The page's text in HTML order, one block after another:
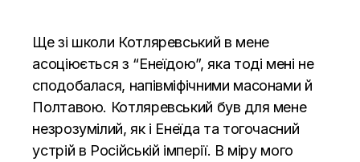
Ще зі школи Котляревський в мене
асоціюється з “Енеїдою”, яка тоді мені не
сподобалася, напівміфічними масонами й
Полтавою. Котляревський був для мене
незрозумілий, як і Енеїда та тогочасний
устрій в Російській імперії. В міру мого